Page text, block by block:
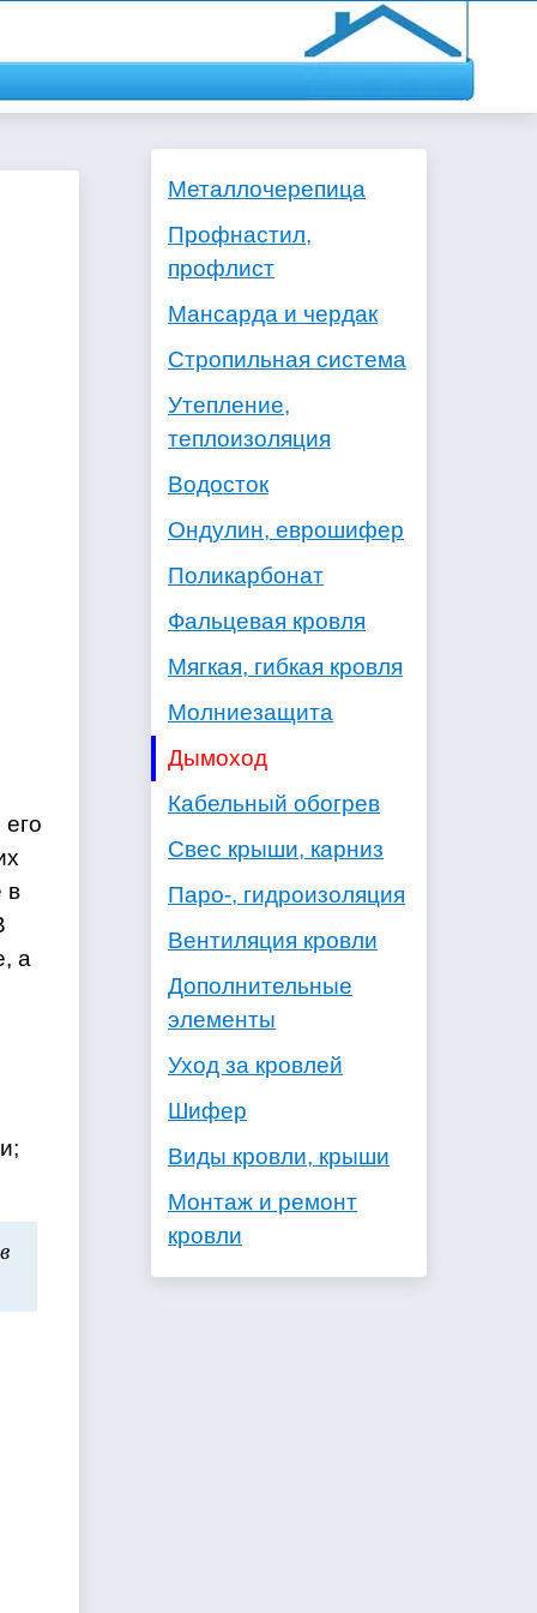
в
а
Металлочерепица
Профнастил,
профлист
Мансарда и чердак
Стропильная система
Утепление,
теплоизоляция
Водосток
Ондулин, еврошифер
Поликарбонат
Фальцевая кровля
Мягкая, гибкая кровля
Молниезащита
Дымоход
Кабельный обогрев
Свес крыши, карниз
Паро-, гидроизоляция
Вентиляция кровли
Дополнительные
элементы
Уход за кровлей
Шифер
Виды кровли, крыши
Монтаж и ремонт
кровли